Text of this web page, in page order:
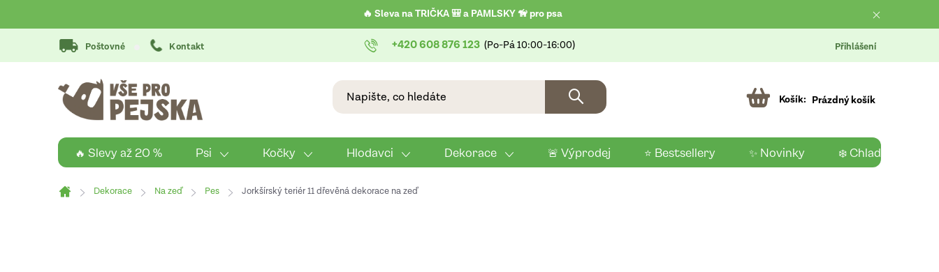
na
🔥 Sleva na TRIČKA 🎒 a PAMLSKY 🦮 pro psa
+420 608 876 123
Poštovné Kontakt Přihlášení
Prázdný košík
🔥 Slevy až 20 % Psi Kočky Hlodavci Dekorace 🚨 Výprodej ⭐ Bestsellery ✨ Novinky ❄️ Chladící
Domů
Dekorace Na zeď Pes Jorkšírský teriér 11 dřevěná dekorace na zeď